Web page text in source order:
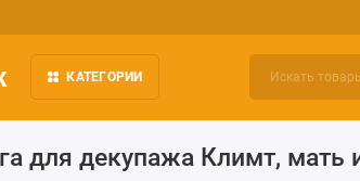
КАТЕГОРИИ
для декупажа Климт, мать